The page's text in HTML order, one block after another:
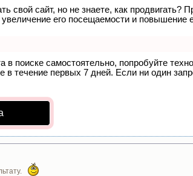
свой сайт, но не знаете, как
его посещаемости и повышение
поиске самостоятельно, попробуйте
в течение первых 7 дней. Если ни один